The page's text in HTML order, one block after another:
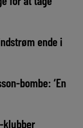
ende i
bombe: ‘En
klubber